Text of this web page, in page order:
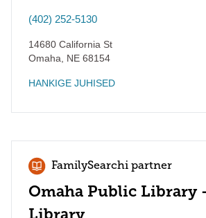
(402) 252-5130
14680 California St
Omaha
NE 68154
HANKIGE JUHISED
FamilySearchi partner
Omaha Public Library
Library